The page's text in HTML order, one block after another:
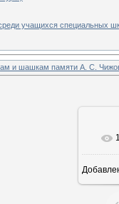
учащихся специальных
и шашкам памяти А. С.